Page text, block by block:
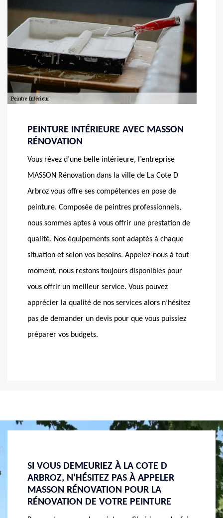
PEINTURE INTÉRIEURE AVEC MASSON
RÉNOVATION
Vous rêvez d’une belle intérieure, l’entreprise
MASSON Rénovation dans la ville de La Cote D
Arbroz vous offre ses compétences en pose de
peinture. Composée de peintres professionnels,
nous sommes aptes à vous offrir une prestation de
qualité. Nos équipements sont adaptés à chaque
situation et selon vos besoins. Appelez-nous à tout
moment, nous restons toujours disponibles pour
vous offrir un meilleur service. Vous pouvez
apprécier la qualité de nos services alors n’hésitez
pas de demander un devis pour que vous puissiez
préparer vos budgets.
EN QUÊTE D’UN PEINTRE INTÉRIEUR ?
ADRESSEZ-VOUS À MASSON
RÉNOVATION
LE
Mieux